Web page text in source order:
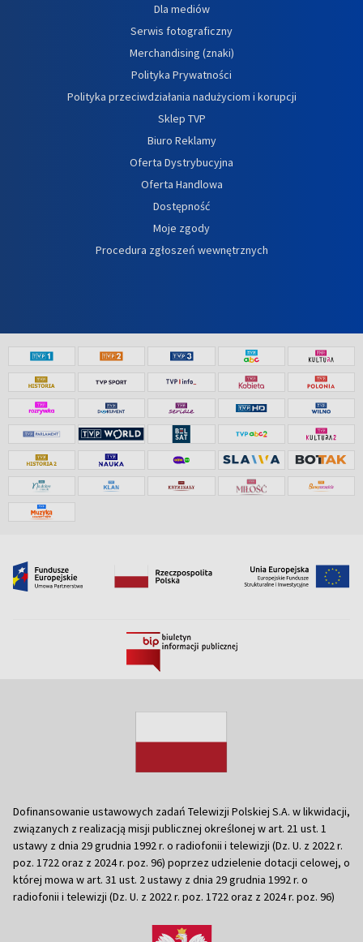
Dla mediów
Serwis fotograficzny
Merchandising (znaki)
Polityka Prywatności
Polityka przeciwdziałania nadużyciom i korupcji
Sklep TVP
Biuro Reklamy
Oferta Dystrybucyjna
Oferta Handlowa
Dostępność
Moje zgody
Procedura zgłoszeń wewnętrznych
Dofinansowanie ustawowych zadań Telewizji Polskiej S.A. w likwidacji,
związanych z realizacją misji publicznej określonej w art. 21 ust. 1
ustawy z dnia 29 grudnia 1992 r. o radiofonii i telewizji (Dz. U. z 2022 r.
poz. 1722 oraz z 2024 r. poz. 96) poprzez udzielenie dotacji celowej, o
której mowa w art. 31 ust. 2 ustawy z dnia 29 grudnia 1992 r. o
radiofonii i telewizji (Dz. U. z 2022 r. poz. 1722 oraz z 2024 r. poz. 96)